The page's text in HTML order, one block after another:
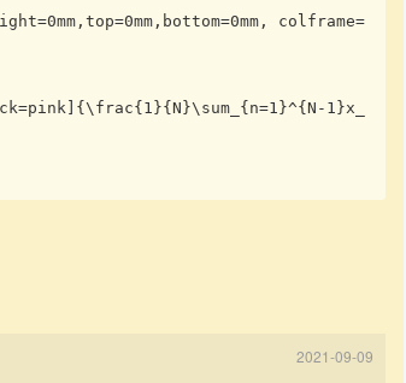
colframe=
2021-09-09